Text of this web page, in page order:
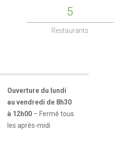
5
Restaurants
Ouverture du lundi
au vendredi de 8h30
à 12h00 – Fermé tous
les après-midi